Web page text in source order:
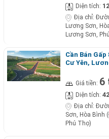
Diện tích:
Địa chỉ:
Lương Sơn,
Lương Sơn,
Cần Bán
Cư Yên,
Giá tiền: 6
Diện tích:
Địa chỉ:
Sơn, Hòa Bình
Phú Thọ)